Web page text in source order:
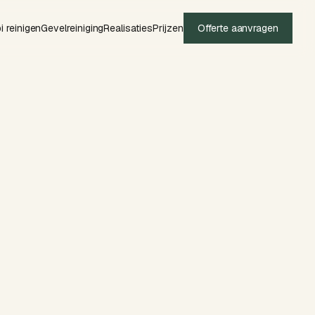
reinigenGevelreinigingRealisatiesPrijzen Offerte aanvragen